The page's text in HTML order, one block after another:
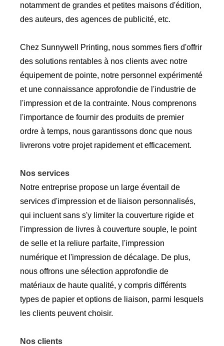
notamment de grandes et petites maisons d'édition,
des auteurs, des agences de publicité, etc.
Chez Sunnywell Printing, nous sommes fiers d'offrir
des solutions rentables à nos clients avec notre
équipement de pointe, notre personnel expérimenté
et une connaissance approfondie de l'industrie de
l'impression et de la contrainte. Nous comprenons
l'importance de fournir des produits de premier
ordre à temps, nous garantissons donc que nous
livrerons votre projet rapidement et efficacement.
Nos services
Notre entreprise propose un large éventail de
services d'impression et de liaison personnalisés,
qui incluent sans s'y limiter la couverture rigide et
l'impression de livres à couverture souple, le point
de selle et la reliure parfaite, l'impression
numérique et l'impression de décalage. De plus,
nous offrons une sélection approfondie de
matériaux de haute qualité, y compris différents
types de papier et options de liaison, parmi lesquels
les clients peuvent choisir.
Nos clients